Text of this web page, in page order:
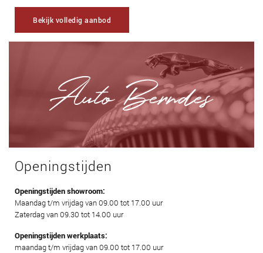
Bekijk volledig aanbod
Openingstijden
Openingstijden showroom:
Maandag t/m vrijdag van 09.00 tot 17.00 uur
Zaterdag van 09.30 tot 14.00 uur
Openingstijden werkplaats:
maandag t/m vrijdag van 09.00 tot 17.00 uur